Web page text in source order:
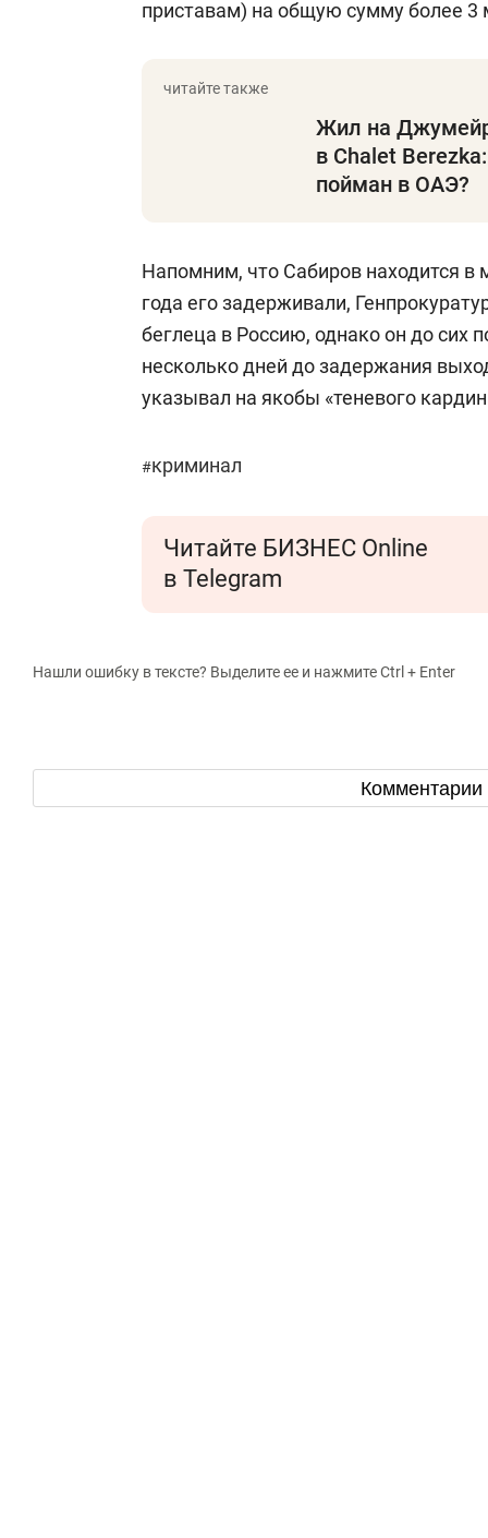
приставам) на общую сумму более 3
Жил на
в Chalet
пойман в ОАЭ?
Напомним, что Сабиров находится
года его задерживали,
беглеца в Россию, однако он до сих
несколько дней до задержания
указывал на якобы «теневого
#криминал
Читайте БИЗНЕС Online
в Telegram
Нашли ошибку в тексте? Выделите ее и нажмите Ctrl + Enter
Комментарии